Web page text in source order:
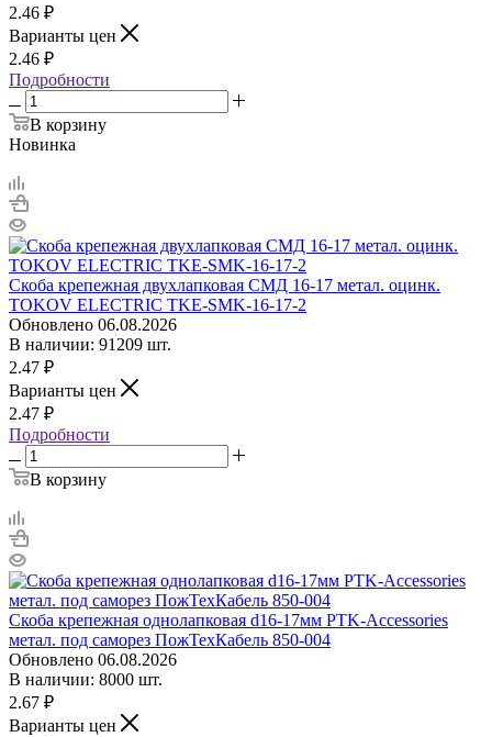
2.46 ₽
Варианты цен
2.46 ₽
Подробности
В корзину
Новинка
Скоба крепежная двухлапковая СМД 16-17 метал. оцинк.
TOKOV ELECTRIC TKE-SMK-16-17-2
Обновлено 06.08.2026
В наличии: 91209 шт.
2.47 ₽
Варианты цен
2.47 ₽
Подробности
В корзину
Скоба крепежная однолапковая d16-17мм PTK-Accessories
метал. под саморез ПожТехКабель 850-004
Обновлено 06.08.2026
В наличии: 8000 шт.
2.67 ₽
Варианты цен